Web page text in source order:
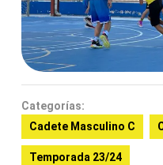
Categorías:
Cadete Masculino C
Temporada 23/24